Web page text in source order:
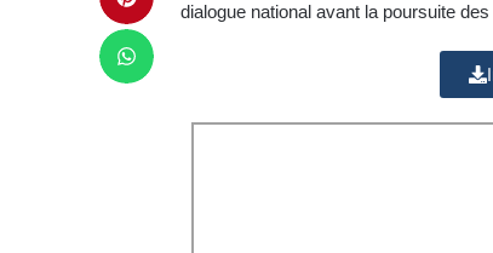
dialogue national avant la poursuite